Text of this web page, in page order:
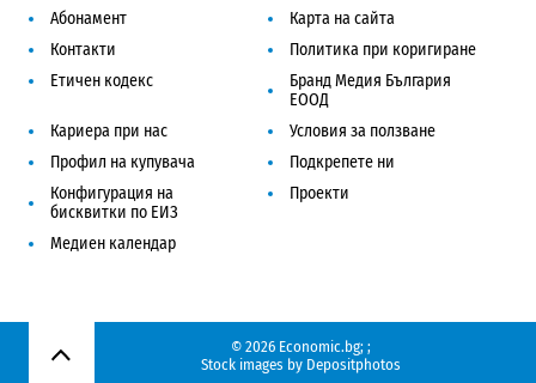
Абонамент
Карта на сайта
Контакти
Политика при коригиране
Етичен кодекс
Бранд Медия България
ЕООД
Кариера при нас
Условия за ползване
Профил на купувача
Подкрепете ни
Конфигурация на
бисквитки по ЕИЗ
Проекти
Медиен календар
Нагоре
© 2026 Economic.bg; ;
Stock images by Depositphotos